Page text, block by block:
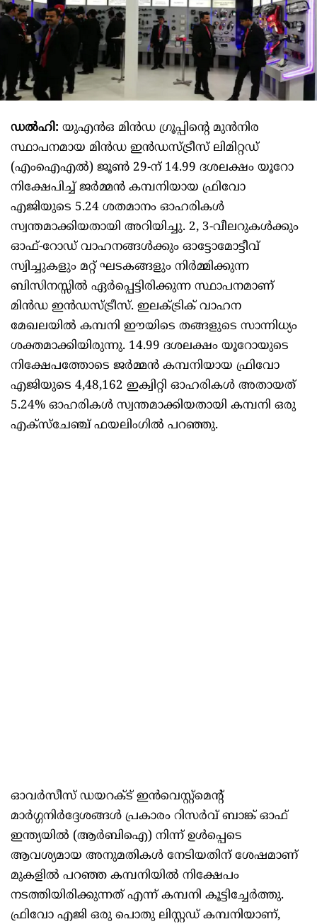
ഡൽഹി: യുഎൻഒ മിൻഡ ഗ്രൂപ്പിന്റെ മുൻനിര
സ്ഥാപനമായ മിൻഡ ഇൻഡസ്ട്രീസ് ലിമിറ്റഡ്
(എംഐഎൽ) ജൂൺ 29-ന് 14.99 ദശലക്ഷം യൂറോ
നിക്ഷേപിച്ച് ജർമ്മൻ കമ്പനിയായ ഫ്രിവോ
എജിയുടെ 5.24 ശതമാനം ഓഹരികൾ
സ്വന്തമാക്കിയതായി അറിയിച്ചു. 2, 3-വീലറുകൾക്കും
ഓഫ്-റോഡ് വാഹനങ്ങൾക്കും ഓട്ടോമോട്ടീവ്
സ്വിച്ചുകളും മറ്റ് ഘടകങ്ങളും നിർമ്മിക്കുന്ന
ബിസിനസ്സിൽ ഏർപ്പെട്ടിരിക്കുന്ന സ്ഥാപനമാണ്
മിൻഡ ഇൻഡസ്ട്രീസ്. ഇലക്ട്രിക് വാഹന
മേഖലയിൽ കമ്പനി ഈയിടെ തങ്ങളുടെ സാന്നിധ്യം
ശക്തമാക്കിയിരുന്നു. 14.99 ദശലക്ഷം യൂറോയുടെ
നിക്ഷേപത്തോടെ ജർമ്മൻ കമ്പനിയായ ഫ്രിവോ
എജിയുടെ 4,48,162 ഇക്വിറ്റി ഓഹരികൾ അതായത്
5.24% ഓഹരികൾ സ്വന്തമാക്കിയതായി കമ്പനി ഒരു
എക്സ്ചേഞ്ച് ഫയലിംഗിൽ പറഞ്ഞു.
ഓവർസീസ് ഡയറക്ട് ഇൻവെസ്റ്റ്‌മെന്റ്
മാർഗ്ഗനിർദ്ദേശങ്ങൾ പ്രകാരം റിസർവ് ബാങ്ക് ഓഫ്
ഇന്ത്യയിൽ (ആർ‌ബി‌ഐ) നിന്ന് ഉൾപ്പെടെ
ആവശ്യമായ അനുമതികൾ നേടിയതിന് ശേഷമാണ്
മുകളിൽ പറഞ്ഞ കമ്പനിയിൽ നിക്ഷേപം
നടത്തിയിരിക്കുന്നത് എന്ന് കമ്പനി കൂട്ടിച്ചേർത്തു.
ഫ്രിവോ എജി ഒരു പൊതു ലിസ്റ്റഡ് കമ്പനിയാണ്,